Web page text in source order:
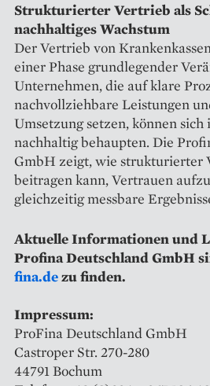
Strukturierter Vertrieb als
nachhaltiges Wachstum
Der Vertrieb von
einer Phase grundlegender
Unternehmen, die auf klare
nachvollziehbare Leistungen
Umsetzung setzen, können
nachhaltig behaupten. Die
GmbH zeigt, wie strukturierter
beitragen kann, Vertrauen
gleichzeitig messbare
Aktuelle Informationen und
Profina Deutschland GmbH
fina.dezu finden.
Impressum:
ProFina Deutschland GmbH
Castroper Str. 270-280
44791 Bochum